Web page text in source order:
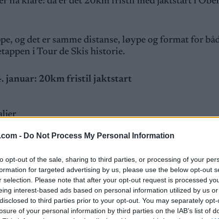
- Do Not Process My Personal Information
opt-out of the sale, sharing to third parties, or processing of your
for targeted advertising by us, please use the below opt-out
selection. Please note that after your opt-out request is processed
interest-based ads based on personal information utilized by us
to third parties prior to your opt-out. You may separately
of your personal information by third parties on the IAB’s list of
og det er samme distanse, løype og format for
i Tour de Skis historie.
januar: 20km fristil jaktstart
fra tirsdagens 10km klassisk med individuell start.
sekunder foran Simen Hegstad Krüger som ble
bak Klæbo.Resultater 10km klassisk menn
først, 16.9 sekunder foran Krista Pärmäkoski og 19